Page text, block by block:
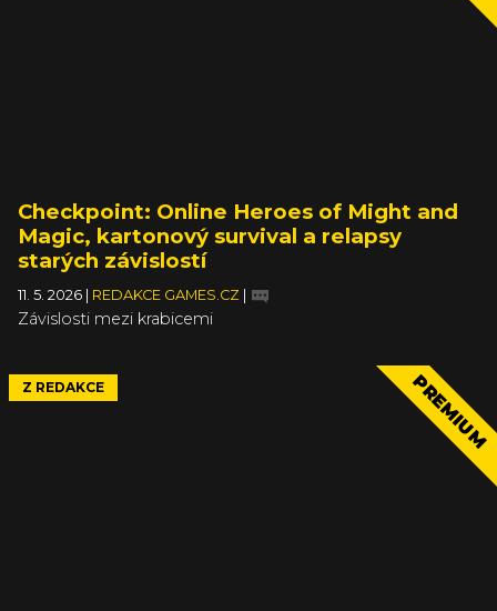
Checkpoint: Online Heroes of Might and
Magic, kartonový survival a relapsy
starých závislostí
11. 5. 2026 REDAKCE GAMES.CZ
Závislosti mezi krabicemi
Z REDAKCE PREMIUM